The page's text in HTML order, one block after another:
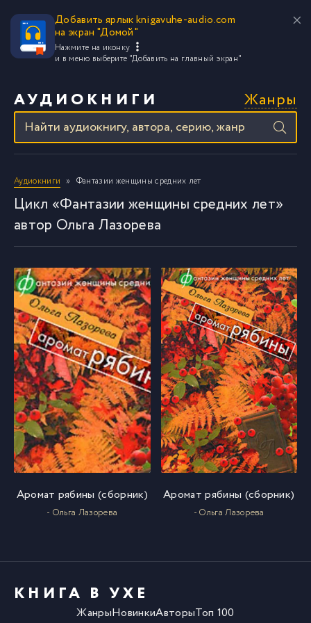
Добавить ярлык knigavuhe-audio.com
на экран "Домой"
Нажмите на иконку
и в меню выберите "Добавить на главный экран"
АУДИОКНИГИ Жанры
Аудиокниги Фантазии женщины средних лет
Цикл «Фантазии женщины средних лет»
автор Ольга Лазорева
Аромат рябины (сборник)
- Ольга Лазорева
Аромат рябины (сборник)
- Ольга Лазорева
КНИГА В УХЕ
ЖанрыНовинкиАвторыТоп 100